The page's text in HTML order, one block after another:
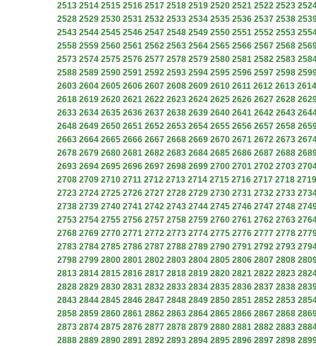
2513 2514 2515 2516 2517 2518 2519 2520 2521 2522 2523
2528 2529 2530 2531 2532 2533 2534 2535 2536 2537 2538
2543 2544 2545 2546 2547 2548 2549 2550 2551 2552 2553
2558 2559 2560 2561 2562 2563 2564 2565 2566 2567 2568
2573 2574 2575 2576 2577 2578 2579 2580 2581 2582 2583
2588 2589 2590 2591 2592 2593 2594 2595 2596 2597 2598
2603 2604 2605 2606 2607 2608 2609 2610 2611 2612 2613 2614
2618 2619 2620 2621 2622 2623 2624 2625 2626 2627 2628
2633 2634 2635 2636 2637 2638 2639 2640 2641 2642 2643
2648 2649 2650 2651 2652 2653 2654 2655 2656 2657 2658
2663 2664 2665 2666 2667 2668 2669 2670 2671 2672 2673
2678 2679 2680 2681 2682 2683 2684 2685 2686 2687 2688
2693 2694 2695 2696 2697 2698 2699 2700 2701 2702 2703
2708 2709 2710 2711 2712 2713 2714 2715 2716 2717 2718 2719
2723 2724 2725 2726 2727 2728 2729 2730 2731 2732 2733
2738 2739 2740 2741 2742 2743 2744 2745 2746 2747 2748
2753 2754 2755 2756 2757 2758 2759 2760 2761 2762 2763
2768 2769 2770 2771 2772 2773 2774 2775 2776 2777 2778
2783 2784 2785 2786 2787 2788 2789 2790 2791 2792 2793
2798 2799 2800 2801 2802 2803 2804 2805 2806 2807 2808
2813 2814 2815 2816 2817 2818 2819 2820 2821 2822 2823
2828 2829 2830 2831 2832 2833 2834 2835 2836 2837 2838
2843 2844 2845 2846 2847 2848 2849 2850 2851 2852 2853
2858 2859 2860 2861 2862 2863 2864 2865 2866 2867 2868
2873 2874 2875 2876 2877 2878 2879 2880 2881 2882 2883
2888 2889 2890 2891 2892 2893 2894 2895 2896 2897 2898